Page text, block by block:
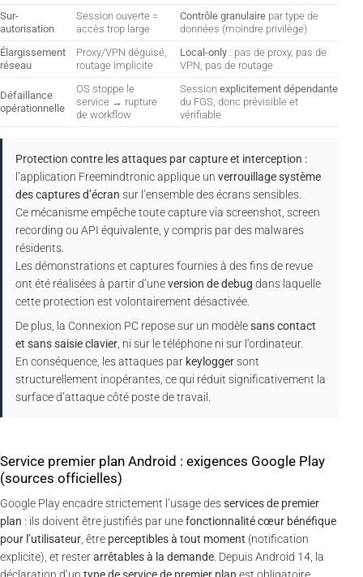
Sur-
autorisation
Session ouverte =
accès trop large
Contrôle granulaire par type de
données (moindre privilège)
Élargissement
réseau
Proxy/VPN déguisé,
routage implicite
Local-only : pas de proxy, pas de
VPN, pas de routage
Défaillance
opérationnelle
OS stoppe le
service → rupture
de workflow
Sessionexplicitement dépendante
du FGS, donc prévisible et
vérifiable
Protection contre les attaques par capture et interception :
l’application Freemindtronic applique un verrouillage système
des captures d’écran sur l’ensemble des écrans sensibles.
Ce mécanisme empêche toute capture via screenshot, screen
recording ou API équivalente, y compris par des malwares
résidents.
Les démonstrations et captures fournies à des fins de revue
ont été réalisées à partir d’uneversion de debug dans laquelle
cette protection est volontairement désactivée.
De plus, la Connexion PC repose sur un modèlesans contact
et sans saisie clavier, ni sur le téléphone ni sur l’ordinateur.
En conséquence, les attaques par keyloggersont
structurellement inopérantes, ce qui réduit significativement la
surface d’attaque côté poste de travail.
Service premier plan Android : exigences Google Play
(sources officielles)
Google Play encadre strictement l’usage desservices de premier
plan : ils doivent être justifiés par unefonctionnalité cœur bénéfique
pour l’utilisateur , être perceptibles à tout moment (notification
explicite), et resterarrêtables à la demande . Depuis Android 14, la